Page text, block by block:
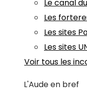
Le canal
Les
Les sites
Les sites
Voir tous les
L'Aude en bref